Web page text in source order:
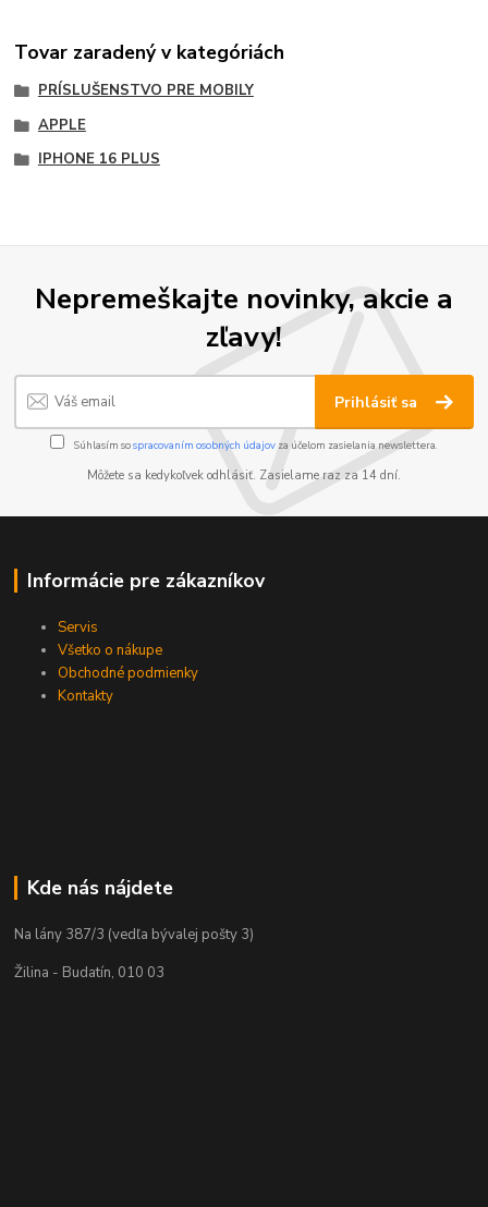
Tovar zaradený v kategóriách
PRÍSLUŠENSTVO PRE MOBILY
APPLE
IPHONE 16 PLUS
Nepremeškajte novinky, akcie a
zľavy!
Prihlásiť sa
Súhlasím sospracovaním osobných údajov za účelom zasielania newslettera.
Môžete sa kedykoľvek odhlásiť. Zasielame raz za 14 dní.
Informácie pre zákazníkov
Servis
Všetko o nákupe
Obchodné podmienky
Kontakty
Kde nás nájdete
Na lány 387/3 (vedľa bývalej pošty 3)
Žilina - Budatín, 010 03